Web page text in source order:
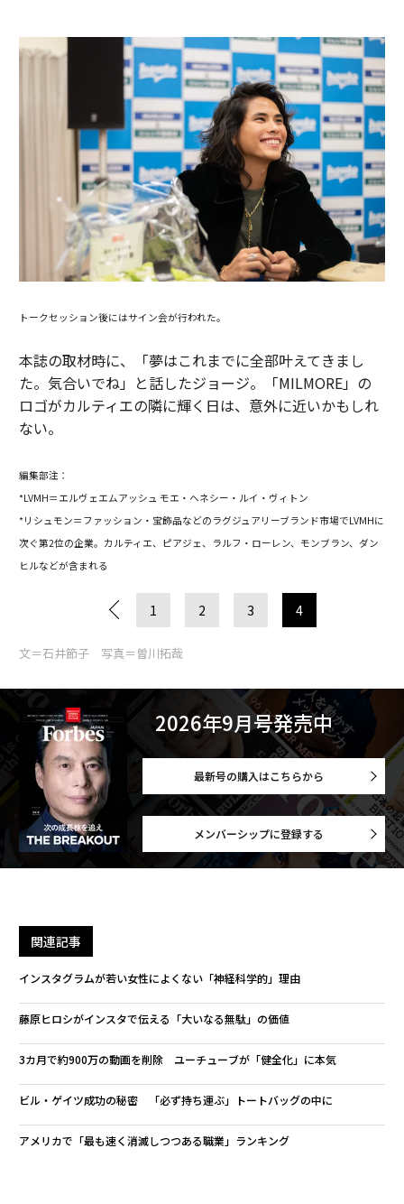
トークセッション後にはサイン会が行われた。
本誌の取材時に、「夢はこれまでに全部叶えてきまし
た。気合いでね」と話したジョージ。「MILMORE」の
ロゴがカルティエの隣に輝く日は、意外に近いかもしれ
ない。
編集部注：
*LVMH＝エルヴェエムアッシュ モエ・ヘネシー・ルイ・ヴィトン
*リシュモン＝ファッション・宝飾品などのラグジュアリーブランド市場でLVMHに
次ぐ第2位の企業。カルティエ、ピアジェ、ラルフ・ローレン、モンブラン、ダン
ヒルなどが含まれる
1 2 3 4
文＝石井節子 写真＝曽川拓哉
2026年9月号発売中
最新号の購入はこちらから
メンバーシップに登録する
関連記事
インスタグラムが若い女性によくない「神経科学的」理由
藤原ヒロシがインスタで伝える「大いなる無駄」の価値
3カ月で約900万の動画を削除 ユーチューブが「健全化」に本気
ビル・ゲイツ成功の秘密 「必ず持ち運ぶ」トートバッグの中に
アメリカで「最も速く消滅しつつある職業」ランキング